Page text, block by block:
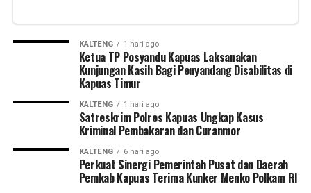
optimistis berbagai program pembangunan dapat berjalan
lebih baik demi mewujudkan Kotabaru yang maju, sejahtera,
dan berdaya saing,” katanya.
Bupati Rusli juga mengajak seluruh elemen masyarakat
untuk terus menjaga semangat kebersamaan dan gotong
royong dalam mendukung pembangunan daerah sehingga
manfaatnya dapat dirasakan oleh seluruh masyarakat
KALTENG 1 hari ago
Ketua TP Posyandu Kapuas Laksanakan
Kunjungan Kasih Bagi Penyandang Disabilitas di
Kapuas Timur
KALTENG 1 hari ago
Satreskrim Polres Kapuas Ungkap Kasus
Kriminal Pembakaran dan Curanmor
KALTENG 6 hari ago
Perkuat Sinergi Pemerintah Pusat dan Daerah
Pemkab Kapuas Terima Kunker Menko Polkam RI